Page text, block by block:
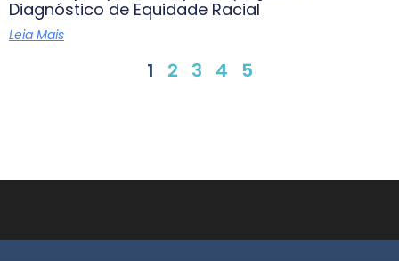
Diagnóstico de Equidade Racial
Leia Mais
1 2 3 4 5